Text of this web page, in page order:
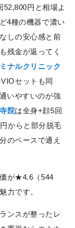
円と相場よ
4種の機器で濃い
しの安心感と前
残金が返ってく
ナルクリニック
セットも同
いやすいのが強
院は全身+顔5回
からと部分脱毛
のペースで通え
が★4.6（544
力です。
ンスが整ったレ